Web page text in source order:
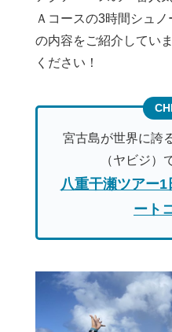
Ａコースの3時間シュ
の内容をご紹介してい
ください！
宮古島が世界に誇
（ヤビジ）
八重干瀬ツアー1
ート